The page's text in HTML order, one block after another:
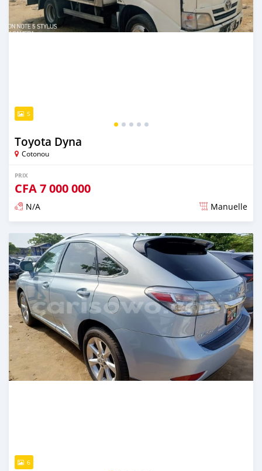
5
Toyota Dyna
Cotonou
PRIX
CFA7 000 000
N/A Manuelle
Publié il y a plus de 4 ans
6